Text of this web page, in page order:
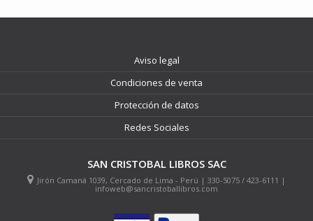
Aviso legal
Condiciones de venta
Protección de datos
Redes Sociales
SAN CRISTOBAL LIBROS SAC
Jirón Camaná 1039, Cercado de Lima - Perú | 330-5075 / 423-6111 |
infoweb@sancristoballibros.com